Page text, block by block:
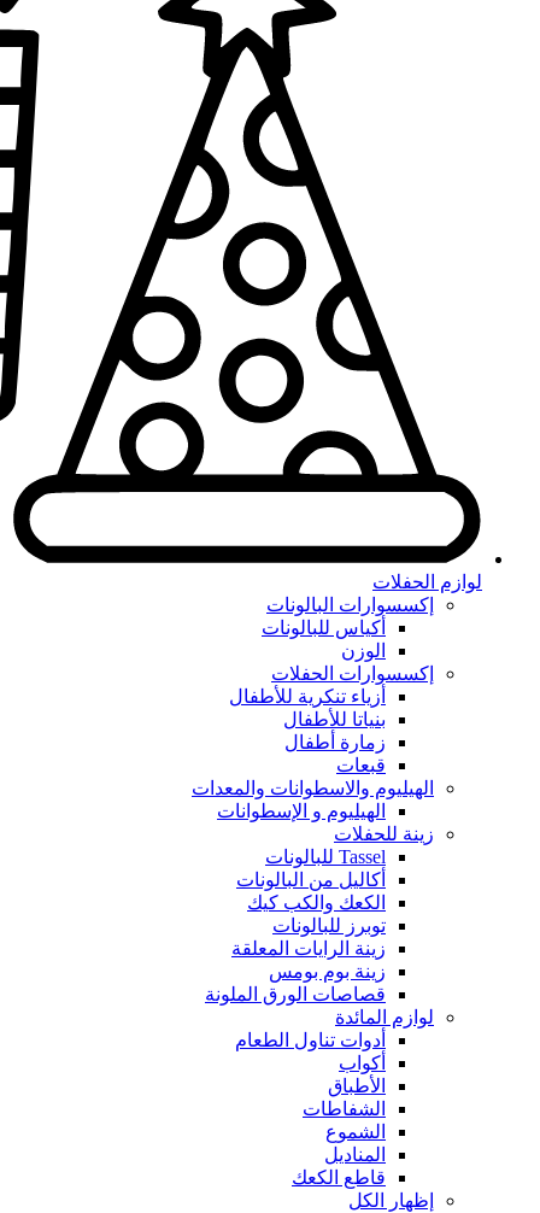
لوازم الحفلات
إكسسوارات البالونات
أكياس للبالونات
الوزن
إكسسوارات الحفلات
أزياء تنكرية للأطفال
بنياتا للأطفال
زمارة أطفال
قبعات
الهيليوم والاسطوانات والمعدات
الهيليوم و الإسطوانات
زينة للحفلات
Tassel للبالونات
أكاليل من البالونات
الكعك والكب كيك
توبرز للبالونات
زينة الرايات المعلقة
زينة بوم بومس
قصاصات الورق الملونة
لوازم المائدة
أدوات تناول الطعام
أكواب
الأطباق
الشفاطات
الشموع
المناديل
قاطع الكعك
إظهار الكل